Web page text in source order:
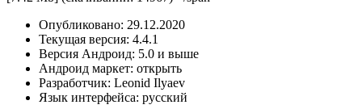
Опубликовано: 29.12.2020
Текущая версия: 4.4.1
Версия Андроид: 5.0 и выше
Андроид маркет: открыть
Разработчик: Leonid Ilyaev
Язык интерфейса: русский